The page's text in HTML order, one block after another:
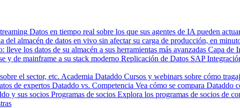
Datos en tiempo real sobre los que sus agentes de IA pueden
del almacén de datos en vivo sin afectar su carga de producción, en
lleve los datos de su almacén a sus herramientas más avanzadas Capa de
y de mainframe a su stack moderno Replicación de Datos SAP
el sector, etc. Academia Dataddo Cursos y webinars sobre cómo
de expertos Dataddo vs. Competencia Vea cómo se compara Dataddo
y sus socios Programas de socios Explora los programas de socios de